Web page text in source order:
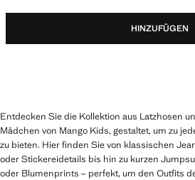
HINZUFÜGEN
Entdecken Sie die Kollektion aus Latzhosen
Mädchen von Mango Kids, gestaltet, um zu
zu bieten. Hier finden Sie von klassischen
oder Stickereidetails bis hin zu kurzen
oder Blumenprints – perfekt, um den Outfits